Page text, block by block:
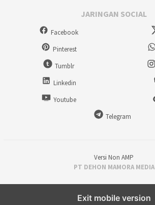
JARINGAN SOCIAL
Facebook
Pinterest
Tumblr
Linkedin
Youtube
Telegram
Versi Non AMP
PT DEHON MAMORA MEDIA
Exit mobile version